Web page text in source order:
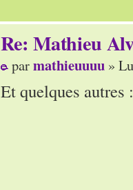
Re: Mathieu
parmathieuuuu »
Et quelques autres :